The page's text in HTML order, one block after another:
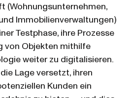
(Wohnungsunternehmen,
Immobilienverwaltungen)
Testphase, ihre Prozesse
von Objekten mithilfe
weiter zu digitalisieren.
Lage versetzt, ihren
Kunden ein